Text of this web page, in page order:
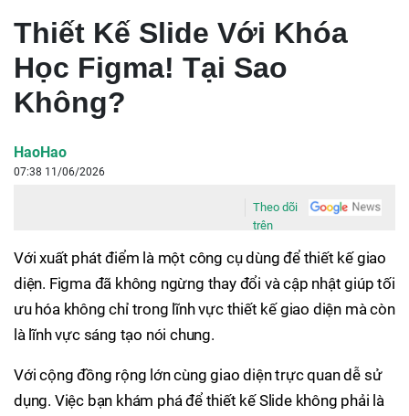
Thiết Kế Slide Với Khóa
Học Figma! Tại Sao
Không?
HaoHao
07:38 11/06/2026
Theo dõi
trên
Với xuất phát điểm là một công cụ dùng để thiết kế giao
diện. Figma đã không ngừng thay đổi và cập nhật giúp tối
ưu hóa không chỉ trong lĩnh vực thiết kế giao diện mà còn
là lĩnh vực sáng tạo nói chung.
Với cộng đồng rộng lớn cùng giao diện trực quan dễ sử
dụng. Việc bạn khám phá để thiết kế Slide không phải là